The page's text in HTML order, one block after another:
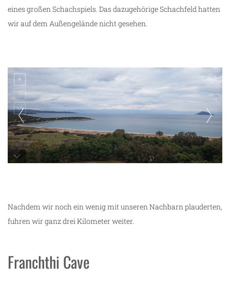
eines großen Schachspiels. Das dazugehörige Schachfeld hatten
wir auf dem Außengelände nicht gesehen.
Nachdem wir noch ein wenig mit unseren Nachbarn plauderten,
fuhren wir ganz drei Kilometer weiter.
Franchthi Cave